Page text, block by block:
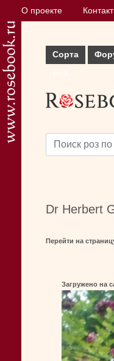
О проекте
Сорта
Dr Herbert
Перейти на
Загружено на